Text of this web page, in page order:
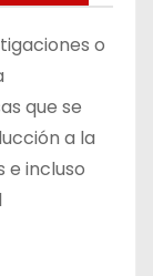
o
que se
a la
e incluso